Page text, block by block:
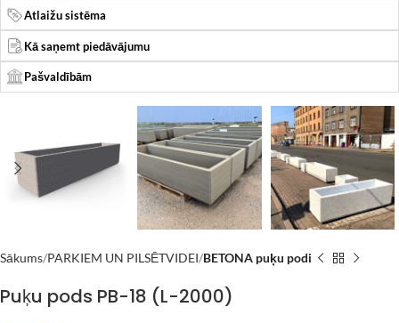
Atlaižu sistēma
Kā saņemt piedāvājumu
Pašvaldībām
Sākums PARKIEM UN PILSĒTVIDEI BETONA puķu podi
Puķu pods PB-18 (L-2000)